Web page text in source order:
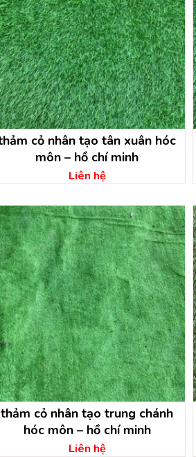
cỏ nhân tạo tân xuân hóc
môn – hồ chí minh
Liên hệ
thảm cỏ nhân tạo trung chánh
hóc môn – hồ chí minh
Liên hệ